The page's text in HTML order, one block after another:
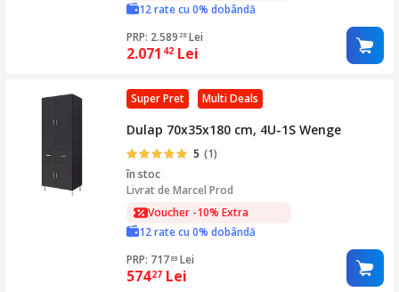
12 rate cu 0% dobândă
PRP: 2.589 28 Lei
2.071 42 Lei
Multi Deals
Super Pret
Dulap 70x35x180 cm, 4U-1S Wenge
5 (1)
în stoc
Livrat deMarcel Prod
Voucher -10% Extra
12 rate cu 0% dobândă
PRP: 717 83 Lei
57427 Lei